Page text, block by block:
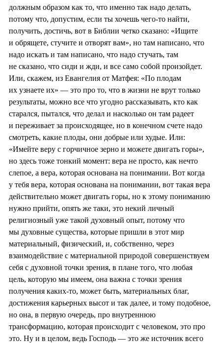
должным образом как то, что именно так надо делать,
потому что, допустим, если ты хочешь чего-то найти,
получить, достичь, вот в Библии четко сказано: «Ищите
и обрящете, стучите и отворят вам», но там написано, что
надо искать и там написано, что надо стучать, там
не сказано, что сиди и жди, и все само собой произойдет.
Или, скажем, из Евангелия от Матфея: «По плодам
их узнаете их» — это про то, что в жизни не врут только
результаты, можно все что угодно рассказывать, кто как
старался, пытался, что делал и насколько он там радеет
и переживает за происходящее, но в конечном счете надо
смотреть, какие плоды, они добрые или худые. Или:
«Имейте веру с горчичное зерно и можете двигать горы»,
но здесь тоже тонкий момент: вера не просто, как нечто
слепое, а вера, которая основана на понимании. Вот когда
у тебя вера, которая основана на понимании, вот такая вера
действительно может двигать горы, но к этому пониманию
нужно прийти, опять же таки, это некий личный
религиозный уже такой духовный опыт, потому что
мы духовные существа, которые пришли в этот мир
материальный, физический, и, собственно, через
взаимодействие с материальной природой совершенствуем
себя с духовной точки зрения, в плане того, что любая
цель, которую мы имеем, она важна с точки зрения
получения каких-то, может быть, материальных благ,
достижения карьерных высот и так далее, и тому подобное,
но она, в первую очередь, про внутреннюю
трансформацию, которая происходит с человеком, это про
это. Ну и в целом, ведь Господь — это же источник всего